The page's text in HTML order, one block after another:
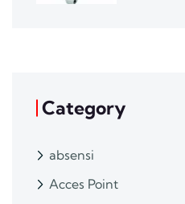
Category
absensi
Acces Point